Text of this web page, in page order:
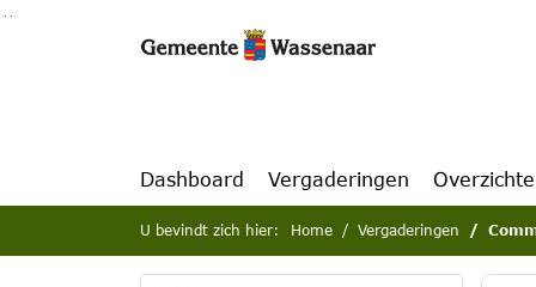
Ga naar de inhoud van deze pagina
Dashboard Vergaderingen
U bevindt zich hier: Home Vergaderingen